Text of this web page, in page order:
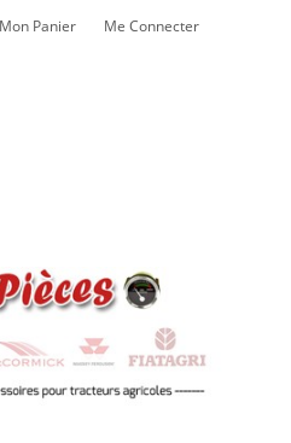
Mon Panier Me Connecter